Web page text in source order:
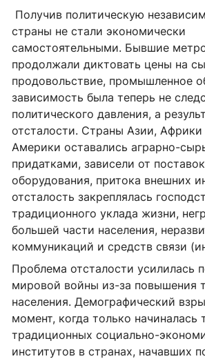
Получив политическую
страны не стали экономически
самостоятельными. Бывшие
продолжали диктовать цены на
продовольствие, промышленное
зависимость была теперь не
политического давления, а
отсталости. Страны Азии, Африки
Америки оставались аграрно-
придатками, зависели от
оборудования, притока внешних
отсталость закреплялась
традиционного уклада жизни,
большей части населения,
коммуникаций и средств связи
Проблема отсталости усилилась
мировой войны из-за повышения
населения. Демографический
момент, когда только начиналась
традиционных социально-
институтов в странах, начавших